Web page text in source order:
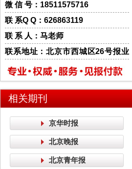
微 信 号：18511575716
联 系Q Q：626863119
联 系 人：马老师
联系地址：北京市西城区26号报业
大厦一层
相关期刊
京华时报
北京晚报
北京青年报